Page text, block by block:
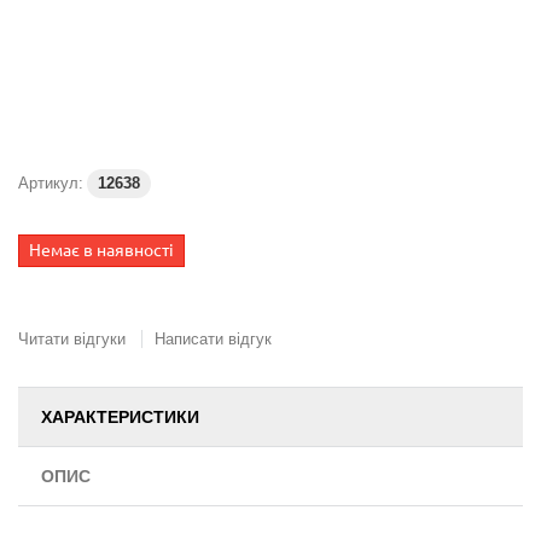
Артикул: 12638
Немає в наявності
Читати відгуки Написати відгук
ХАРАКТЕРИСТИКИ
ОПИС